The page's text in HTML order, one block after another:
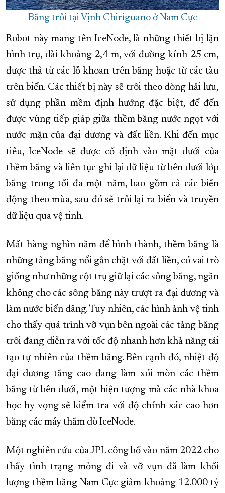
Băng trôi tại Vịnh Chiriguano ở Nam Cực
Robot này mang tên IceNode, là những thiết bị lặn
hình trụ, dài khoảng 2,4 m, với đường kính 25 cm,
được thả từ các lỗ khoan trên băng hoặc từ các tàu
trên biển. Các thiết bị này sẽ trôi theo dòng hải lưu,
sử dụng phần mềm định hướng đặc biệt, để đến
được vùng tiếp giáp giữa thềm băng nước ngọt với
nước mặn của đại dương và đất liền. Khi đến mục
tiêu, IceNode sẽ được cố định vào mặt dưới của
thềm băng và liên tục ghi lại dữ liệu từ bên dưới lớp
băng trong tối đa một năm, bao gồm cả các biến
động theo mùa, sau đó sẽ trôi lại ra biển và truyền
dữ liệu qua vệ tinh.
Mất hàng nghìn năm để hình thành, thềm băng là
những tảng băng nổi gắn chặt với đất liền, có vai trò
giống như những cột trụ giữ lại các sông băng, ngăn
không cho các sông băng này trượt ra đại dương và
làm nước biển dâng. Tuy nhiên, các hình ảnh vệ tinh
cho thấy quá trình vỡ vụn bên ngoài các tảng băng
trôi đang diễn ra với tốc độ nhanh hơn khả năng tái
tạo tự nhiên của thềm băng. Bên cạnh đó, nhiệt độ
đại dương tăng cao đang làm xói mòn các thềm
băng từ bên dưới, một hiện tượng mà các nhà khoa
học hy vọng sẽ kiểm tra với độ chính xác cao hơn
bằng các máy thăm dò IceNode.
Một nghiên cứu của JPL công bố vào năm 2022 cho
thấy tình trạng mỏng đi và vỡ vụn đã làm khối
lượng thềm băng Nam Cực giảm khoảng 12.000 tỷ